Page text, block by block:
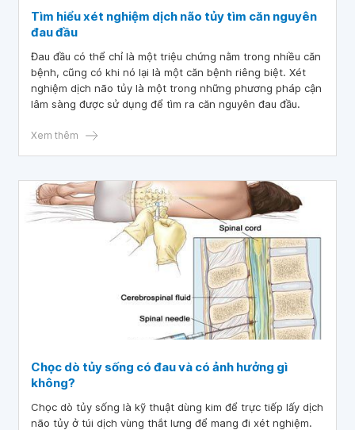
Tìm hiểu xét nghiệm dịch não tủy tìm căn nguyên
đau đầu
Đau đầu có thể chỉ là một triệu chứng nằm trong nhiều căn
bệnh, cũng có khi nó lại là một căn bệnh riêng biệt. Xét
nghiệm dịch não tủy là một trong những phương pháp cận
lâm sàng được sử dụng để tìm ra căn nguyên đau đầu.
Xem thêm
Chọc dò tủy sống có đau và có ảnh hưởng gì
không?
Chọc dò tủy sống là kỹ thuật dùng kim để trực tiếp lấy dịch
não tủy ở túi dịch vùng thắt lưng để mang đi xét nghiệm.